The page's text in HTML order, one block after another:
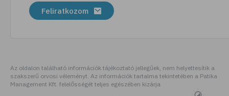
# fogFeliratkozom
Az oldalon található információk tájékoztató jellegűek, nem helyettesítik a
szakszerű orvosi véleményt. Az információk tartalma tekintetében a Patika
Management Kft. felelősségét teljes egészében kizárja